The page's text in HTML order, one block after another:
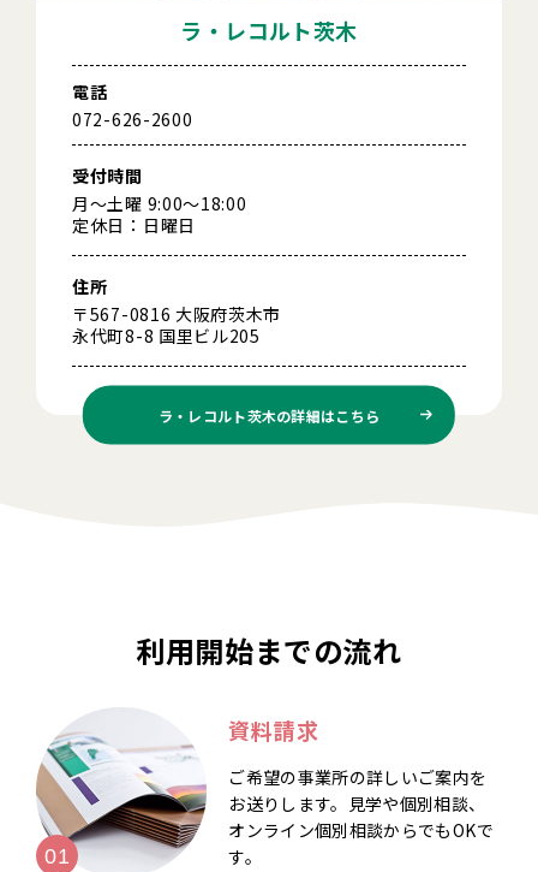
ラ・レコルト茨木
電話
072-626-2600
受付時間
月～土曜 9:00～18:00
定休日：日曜日
住所
〒567-0816 大阪府茨木市
永代町8-8 国里ビル205
ラ・レコルト茨木の詳細はこちら
利用開始までの流れ
資料請求
ご希望の事業所の詳しいご案内を
お送りします。見学や個別相談、
オンライン個別相談からでもOKで
す。